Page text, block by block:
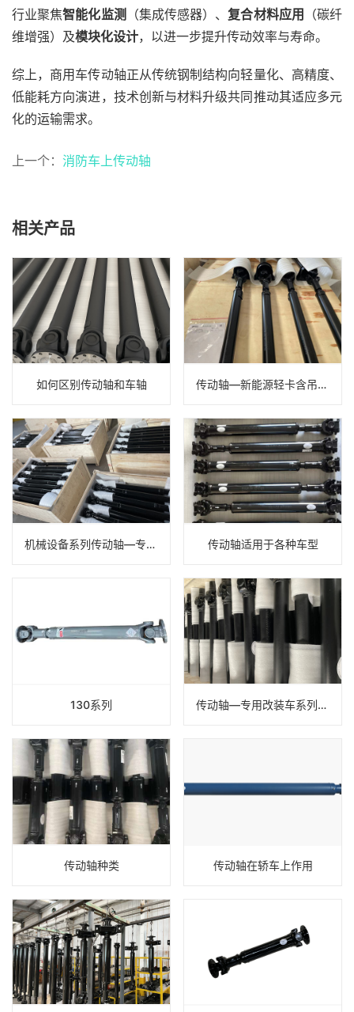
行业聚焦智能化监测 （集成传感器）、复合材料应用
（碳纤
维增强）及模块化设计，以进一步提升传动效率与寿命。
综上，商用车传动轴正从传统钢制结构向轻量化、高精度、
低能耗方向演进，技术创新与材料升级共同推动其适应多元
化的运输需求。
上一个： 消防车上传动轴
相关产品
如何区别传动轴和车轴 传动轴—新能源轻卡含吊架款传动轴总成
机械设备系列传动轴—专业传动轴开发制造、批量生产 传动轴适用于各种车型
130系列 传动轴—专用改装车系列传动轴
传动轴种类 传动轴在轿车上作用